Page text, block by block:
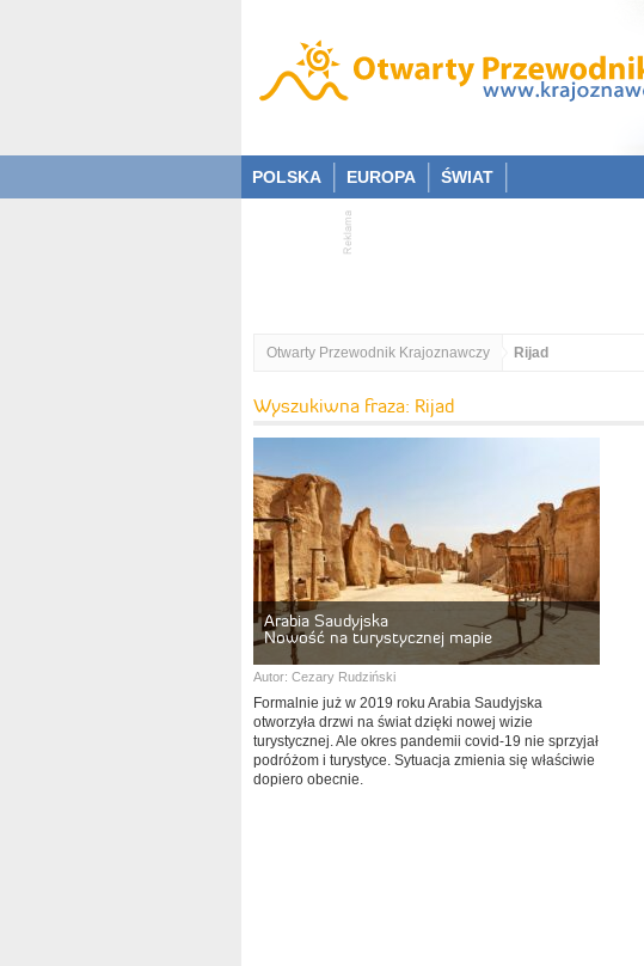
POLSKA EUROPA ŚWIAT
Otwarty Przewodnik Krajoznawczy Rijad
Wyszukiwna fraza: Rijad
Arabia Saudyjska
Nowość na turystycznej mapie
Autor: Cezary Rudziński
Formalnie już w 2019 roku Arabia Saudyjska
otworzyła drzwi na świat dzięki nowej wizie
turystycznej. Ale okres pandemii covid-19 nie sprzyjał
podróżom i turystyce. Sytuacja zmienia się właściwie
dopiero obecnie.